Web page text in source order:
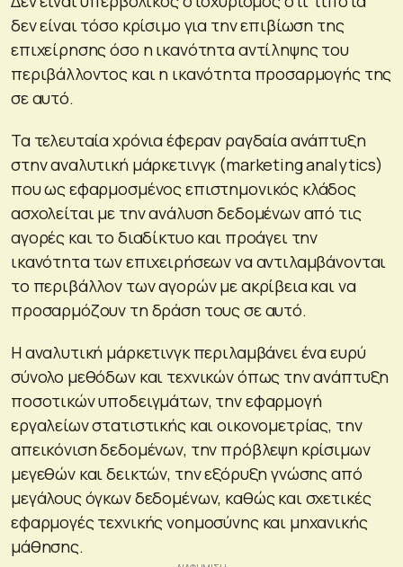
δεν είναι τόσο κρίσιμο για την επιβίωση της
επιχείρησης όσο η ικανότητα αντίληψης του
περιβάλλοντος και η ικανότητα προσαρμογής της
σε αυτό.
Τα τελευταία χρόνια έφεραν ραγδαία ανάπτυξη
στην αναλυτική μάρκετινγκ (marketing analytics)
που ως εφαρμοσμένος επιστημονικός κλάδος
ασχολείται με την ανάλυση δεδομένων από τις
αγορές και το διαδίκτυο και προάγει την
ικανότητα των επιχειρήσεων να αντιλαμβάνονται
το περιβάλλον των αγορών με ακρίβεια και να
προσαρμόζουν τη δράση τους σε αυτό.
Η αναλυτική μάρκετινγκ περιλαμβάνει ένα ευρύ
σύνολο μεθόδων και τεχνικών όπως την ανάπτυξη
ποσοτικών υποδειγμάτων, την εφαρμογή
εργαλείων στατιστικής και οικονομετρίας, την
απεικόνιση δεδομένων, την πρόβλεψη κρίσιμων
μεγεθών και δεικτών, την εξόρυξη γνώσης από
μεγάλους όγκων δεδομένων, καθώς και σχετικές
εφαρμογές τεχνικής νοημοσύνης και μηχανικής
μάθησης.